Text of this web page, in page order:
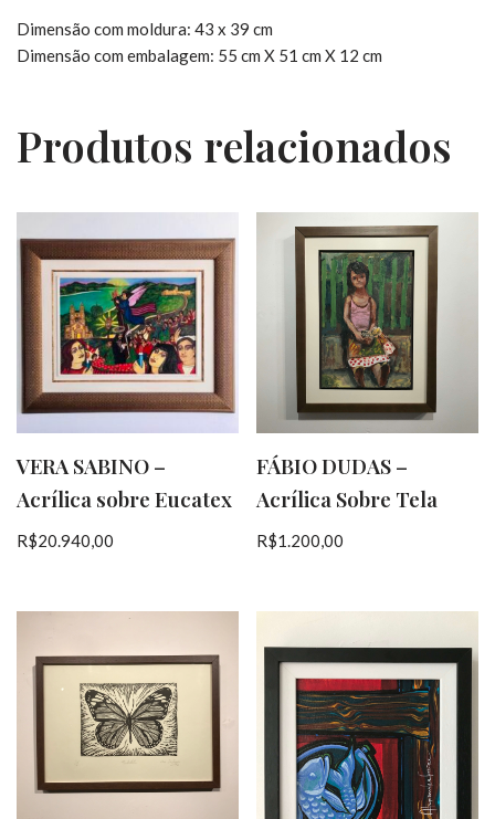
Dimensão com moldura: 43 x 39 cm
Dimensão com embalagem: 55 cm X 51 cm X 12 cm
Produtos relacionados
VERA SABINO –
Acrílica sobre Eucatex
R$20.940,00
FÁBIO DUDAS –
Acrílica Sobre Tela
R$1.200,00